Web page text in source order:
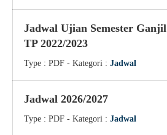
Struktur Organisasi
Komite Sekolah
Galeri
Ekskul
Pengumuman
Agenda
Link
E.GTK
Merdeka Mengajar
Guru Belajar
Jadwal Ujian Semester Ganjil
TP 2022/2023
Type : PDF - Kategori : Jadwal
Jadwal 2026/2027
Type : PDF - Kategori : Jadwal